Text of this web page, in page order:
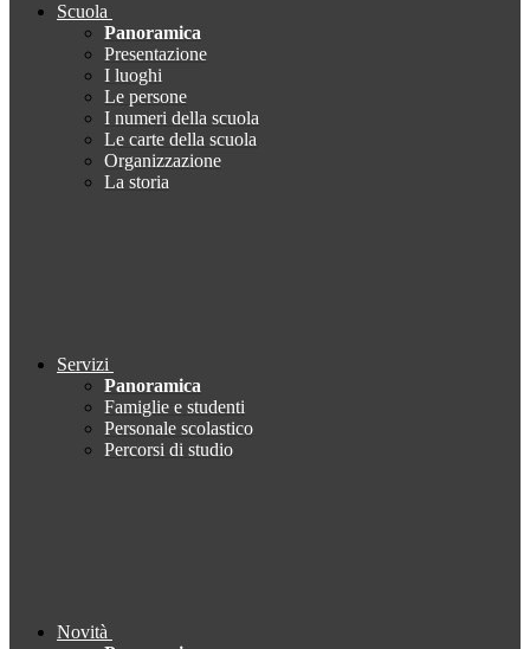
Scuola
Panoramica
Presentazione
I luoghi
Le persone
I numeri della scuola
Le carte della scuola
Organizzazione
La storia
Servizi
Panoramica
Famiglie e studenti
Personale scolastico
Percorsi di studio
Novità